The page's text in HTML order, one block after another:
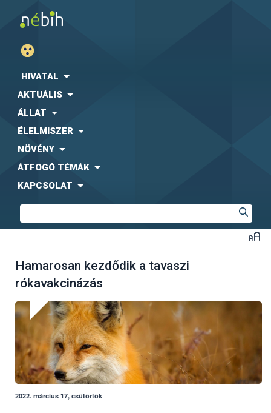
HIVATAL
AKTUÁLIS
ÁLLAT
ÉLELMISZER
NÖVÉNY
ÁTFOGÓ TÉMÁK
KAPCSOLAT
Hamarosan kezdődik a tavaszi
rókavakcinázás
2022. március 17, csütörtök